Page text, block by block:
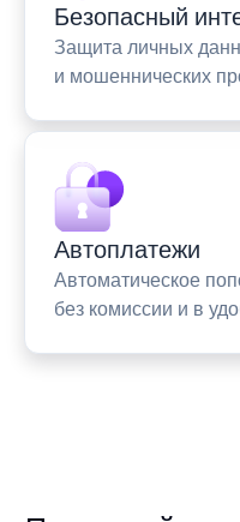
Безопасный
Защита личных
и мошеннических
Автоплатежи
Автоматическое
без комиссии и в